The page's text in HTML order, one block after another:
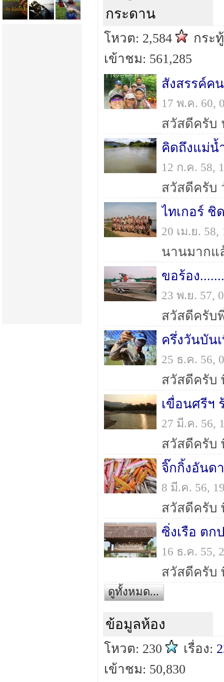
กระดาน
โหวต: 2,584
กระ
เข้าชม: 561,285
สังสรรค์ค
17 พ.ค. 60,
คิดถึงแม่น้
12 ก.ค. 58,
ไทเกอร์ ชิ
20 เม.ย.
ขอร้อง
23 พ.ย. 57,
ครึ่งวันบัน
25 ธ.ค. 56,
เขื่อนศรีฯ
27 มี.ค. 56,
จิ๊กกิ้งอันด
8 มี.ค. 56,
ซิ่งเรือ ตก
16 ธ.ค. 55,
ดูทั้งหมด...
ข้อมูลห้อง
โหวต: 230 เรื่อง:
เข้าชม: 50,830